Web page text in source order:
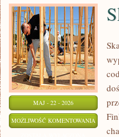
MAJ - 22 - 2026
MOŻLIWOŚĆ KOMENTOWANIA